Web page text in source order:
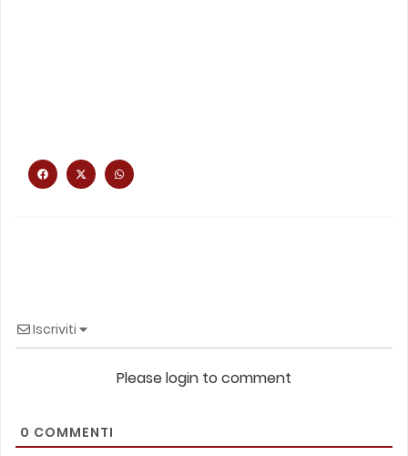
Iscriviti
Please login to comment
0 COMMENTI